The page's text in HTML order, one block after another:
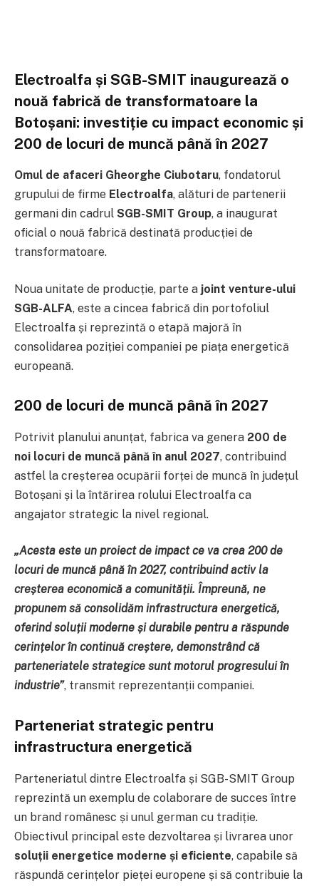
Electroalfa și SGB-SMIT inaugurează o
nouă fabrică de transformatoare la
Botoșani: investiție cu impact economic și
200 de locuri de muncă până în 2027
Omul de afaceri Gheorghe Ciubotaru, fondatorul
grupului de firme Electroalfa, alături de partenerii
germani din cadrul SGB-SMIT Group, a inaugurat
oficial o nouă fabrică destinată producției de
transformatoare.
Noua unitate de producție, parte a joint venture-ului
SGB-ALFA, este a cincea fabrică din portofoliul
Electroalfa și reprezintă o etapă majoră în
consolidarea poziției companiei pe piața energetică
europeană.
200 de locuri de muncă până în 2027
Potrivit planului anunțat, fabrica va genera 200 de
noi locuri de muncă până în anul 2027, contribuind
astfel la creșterea ocupării forței de muncă în județul
Botoșani și la întărirea rolului Electroalfa ca
angajator strategic la nivel regional.
„Acesta este un proiect de impact ce va crea 200 de
locuri de muncă până în 2027, contribuind activ la
creșterea economică a comunității. Împreună, ne
propunem să consolidăm infrastructura energetică,
oferind soluții moderne și durabile pentru a răspunde
cerințelor în continuă creștere, demonstrând că
parteneriatele strategice sunt motorul progresului în
industrie”, transmit reprezentanții companiei.
Parteneriat strategic pentru
infrastructura energetică
Parteneriatul dintre Electroalfa și SGB-SMIT Group
reprezintă un exemplu de colaborare de succes între
un brand românesc și unul german cu tradiție.
Obiectivul principal este dezvoltarea și livrarea unor
soluții energetice moderne și eficiente, capabile să
răspundă cerințelor pieței europene și să contribuie la